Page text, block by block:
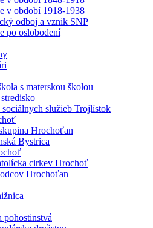
v období 1918-1938
odboj a vznik SNP
po oslobodení
s materskou školou
sociálnych služieb Trojlístok
Hrochoťan
Bystrica
cirkev Hrochoť
Hrochoťan
pohostinstvá